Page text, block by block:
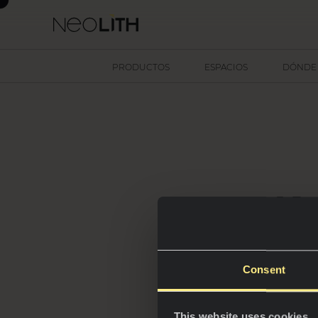
Consent
PRODUCTOS ESPACIOS DÓNDE